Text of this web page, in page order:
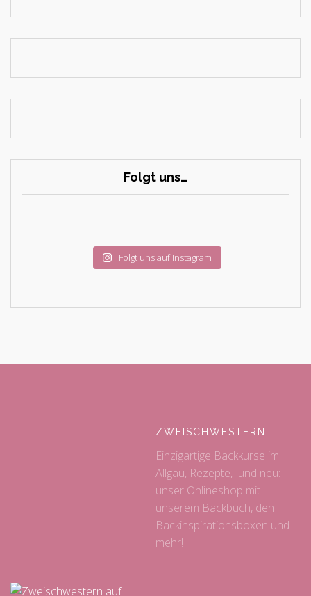
Folgt uns…
Folgt uns auf Instagram
ZWEISCHWESTERN
Einzigartige Backkurse im
Allgäu, Rezepte, und neu:
unser Onlineshop mit
unserem Backbuch, den
Backinspirationsboxen und
mehr!